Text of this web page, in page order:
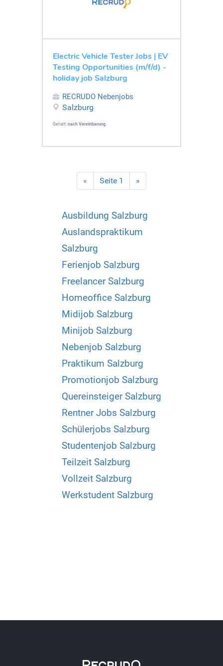
Electric Vehicle Tester Jobs | EV
Testing Opportunities (m/f/d) -
holiday job Salzburg
RECRUDO Nebenjobs
Salzburg
Gehalt: nach Vereinbarung
« Seite 1 »
Ausbildung Salzburg
Auslandspraktikum
Salzburg
Ferienjob Salzburg
Freelancer Salzburg
Homeoffice Salzburg
Midijob Salzburg
Minijob Salzburg
Nebenjob Salzburg
Praktikum Salzburg
Promotionjob Salzburg
Quereinsteiger Salzburg
Rentner Jobs Salzburg
Schülerjobs Salzburg
Studentenjob Salzburg
Teilzeit Salzburg
Vollzeit Salzburg
Werkstudent Salzburg